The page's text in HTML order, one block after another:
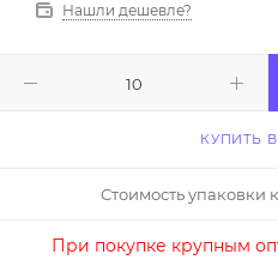
Нашли дешевле?
КУПИТЬ
Стоимость упаковки
При покупке крупным